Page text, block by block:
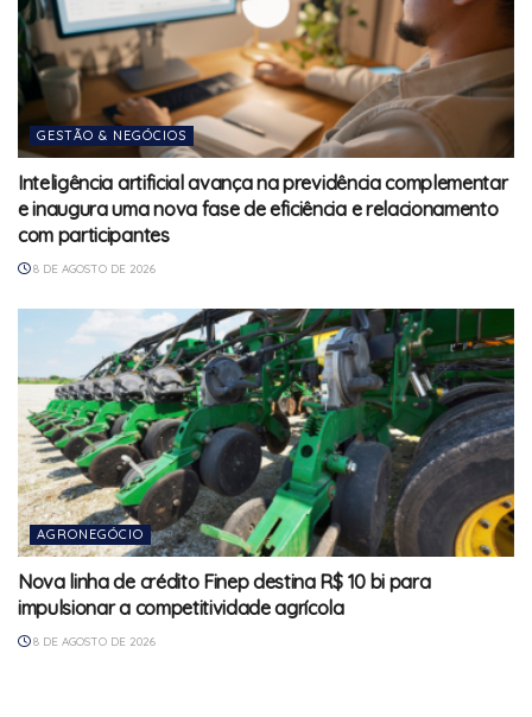
GESTÃO & NEGÓCIOS
Inteligência artificial avança na previdência complementar
e inaugura uma nova fase de eficiência e relacionamento
com participantes
8 DE AGOSTO DE 2026
AGRONEGÓCIO
Nova linha de crédito Finep destina R$ 10 bi para
impulsionar a competitividade agrícola
8 DE AGOSTO DE 2026